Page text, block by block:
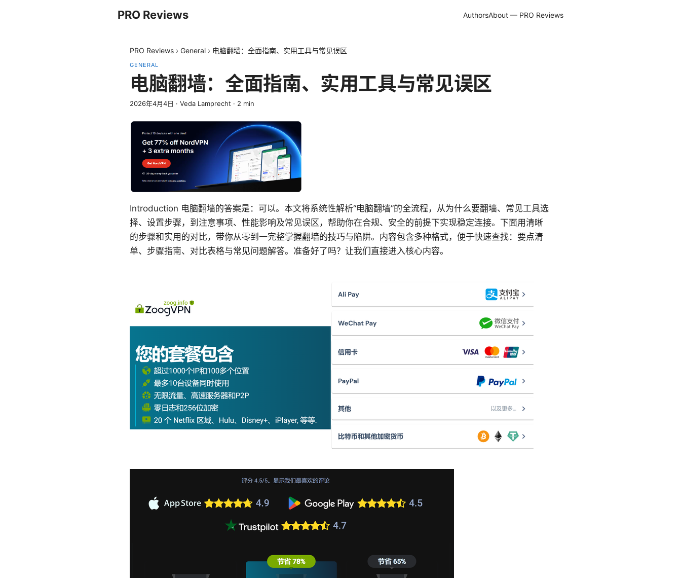
PRO Reviews AuthorsAbout — PRO Reviews
PRO Reviews › General › 电脑翻墙：全面指南、实用工具与常见误区
GENERAL
电脑翻墙：全面指南、实用工具与常见误区
2026年4月4日 · Veda Lamprecht · 2 min
Introduction 电脑翻墙的答案是：可以。本文将系统性解析“电脑翻墙”的全流程，从为什么要翻墙、常见工具选
择、设置步骤，到注意事项、性能影响及常见误区，帮助你在合规、安全的前提下实现稳定连接。下面用清晰
的步骤和实用的对比，带你从零到一完整掌握翻墙的技巧与陷阱。内容包含多种格式，便于快速查找：要点清
单、步骤指南、对比表格与常见问题解答。准备好了吗？让我们直接进入核心内容。